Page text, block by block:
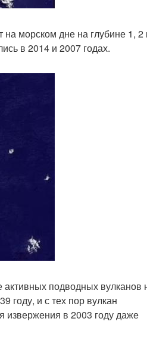
морском дне на глубине 1, 2
в 2014 и 2007 годах.
активных подводных вулканов
году, и с тех пор вулкан
извержения в 2003 году даже